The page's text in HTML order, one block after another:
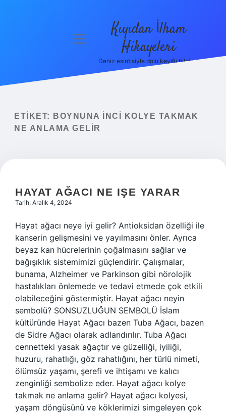
Yasal Uyarı
menüyü
Kıyıdan İlham
Hikayeleri
Deniz esintisiyle dolu keyifli bilgiler!
ETIKET:
BOYNUNA INCI KOLYE TAKMAK
NE ANLAMA GELIR
HAYAT AĞACI NE IŞE YARAR
Tarih: Aralık 4, 2024
Hayat ağacı neye iyi gelir? Antioksidan özelliği ile
kanserin gelişmesini ve yayılmasını önler. Ayrıca
beyaz kan hücrelerinin çoğalmasını sağlar ve
bağışıklık sistemimizi güçlendirir. Çalışmalar,
bunama, Alzheimer ve Parkinson gibi nörolojik
hastalıkları önlemede ve tedavi etmede çok etkili
olabileceğini göstermiştir. Hayat ağacı neyin
sembolü? SONSUZLUĞUN SEMBOLÜ İslam
kültüründe Hayat Ağacı bazen Tuba Ağacı, bazen
de Sidre Ağacı olarak adlandırılır. Tuba Ağacı
cennetteki yasak ağaçtır ve güzelliği, iyiliği,
huzuru, rahatlığı, göz rahatlığını, her türlü nimeti,
ölümsüz yaşamı, şerefi ve ihtişamı ve kalıcı
zenginliği sembolize eder. Hayat ağacı kolye
takmak ne anlama gelir? Hayat ağacı kolyesi,
yaşam döngüsünü ve köklerimizi simgeleyen çok